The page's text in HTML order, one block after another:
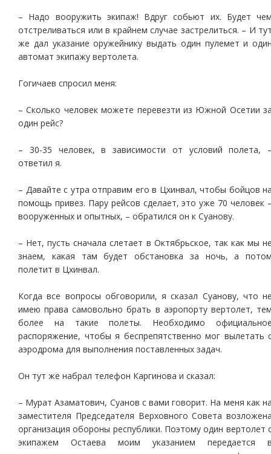
– Надо вооружить экипаж! Вдруг собьют их. Будет
отстреливаться или в крайнем случае застрелиться. – И
же дал указание оружейнику выдать один пулемет и
автомат экипажу вертолета.
Гогичаев спросил меня:
– Сколько человек можете перевезти из Южной Осетии
один рейс?
– 30-35 человек, в зависимости от условий полета,
ответил я.
– Давайте с утра отправим его в Цхинвал, чтобы бойцов
помощь привез. Пару рейсов сделает, это уже 70 человек
вооруженных и опытных, – обратился он к Суанову.
– Нет, пусть сначала слетает в Октябрьское, так как мы
знаем, какая там будет обстановка за ночь, а
полетит в Цхинвал.
Когда все вопросы обговорили, я сказал Суанову, что
имею права самовольно брать в аэропорту вертолет,
более на такие полеты. Необходимо
распоряжение, чтобы я беспрепятственно мог вылетать
аэродрома для выполнения поставленных задач.
Он тут же набрал телефон Каргинова и сказал:
– Мурат Азаматович, Суанов с вами говорит. На меня как
заместителя Председателя Верховного Совета
организация обороны республики. Поэтому один вертолет
экипажем Остаева моим указанием передается